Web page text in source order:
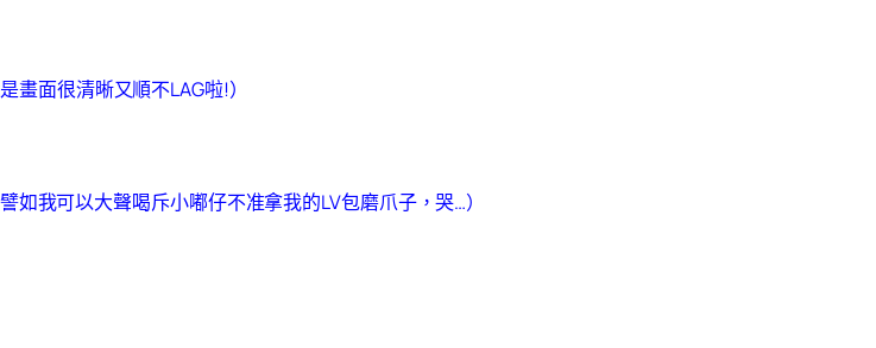
是畫面很清晰又順不LAG啦!）
我可以大聲喝斥小嘟仔不准拿我的LV包磨爪子，哭…）